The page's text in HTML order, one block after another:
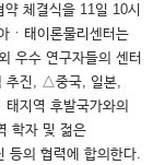
체결식을 11일 10시
ㆍ태이론물리센터는
우수 연구자들의 센터
추진, △중국, 일본,
지역 후발국가와의
학자 및 젊은
등의 협력에 합의한다.